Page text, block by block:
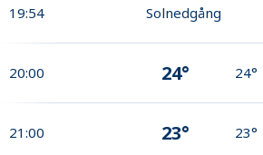
19:54 Solnedgång
20:00 24° 24°
21:00 23° 23°